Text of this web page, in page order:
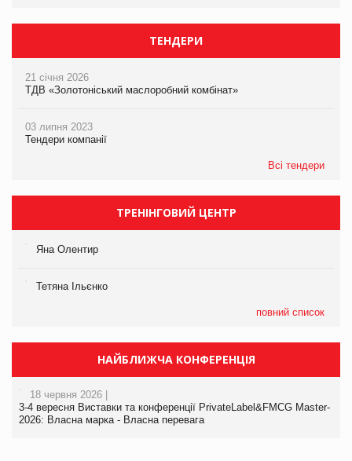
ТЕНДЕРИ
21 січня 2026
ТДВ «Золотоніський маслоробний комбінат»
03 липня 2023
Тендери компанії
Всі тендери
ТРЕНІНГОВИЙ ЦЕНТР
Яна Олентир
Тетяна Ільєнко
повний список
НАЙБЛИЖЧА КОНФЕРЕНЦІЯ
18 червня 2026 |
3-4 вересня Виставки та конференції PrivateLabel&FMCG Master-
2026: Власна марка - Власна перевага